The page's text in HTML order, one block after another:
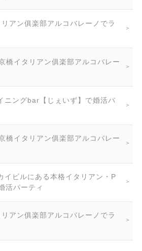
アン俱楽部アルコバレーノでラ
橋イタリアン俱楽部アルコバレー
ニングbar【じぇいず】で婚活パ
橋イタリアン俱楽部アルコバレー
イビルにある本格イタリアン・P
活パーティ
アン俱楽部アルコバレーノでラ